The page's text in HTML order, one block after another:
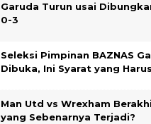
Garuda Turun usai
0-3
Seleksi Pimpinan BAZNAS
Dibuka, Ini Syarat yang
Man Utd vs Wrexham
yang Sebenarnya Terjadi?